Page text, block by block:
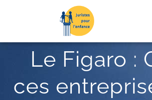
Le Figaro :
ces